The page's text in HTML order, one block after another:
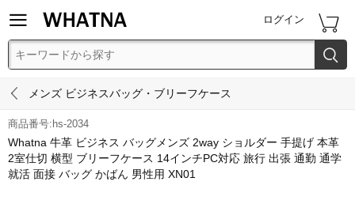
 ログイン 

 メンズ ビジネスバッグ・ブリーフケース
商品番号:hs-2034
Whatna 牛革 ビジネス バッグメンズ 2way ショルダー 手提げ 本革
2室仕切 横型 ブリーフケース 14インチPC対応 旅行 出張 通勤 通学
就活 面接 バッグ かばん 男性用 XN01